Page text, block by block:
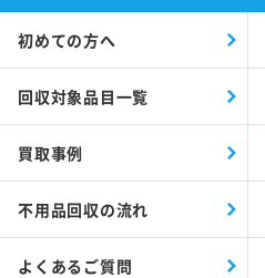
初めての方へ
回収対象品目一覧
買取事例
不用品回収の流れ
よくあるご質問